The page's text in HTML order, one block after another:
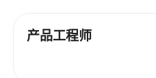
产品工程师